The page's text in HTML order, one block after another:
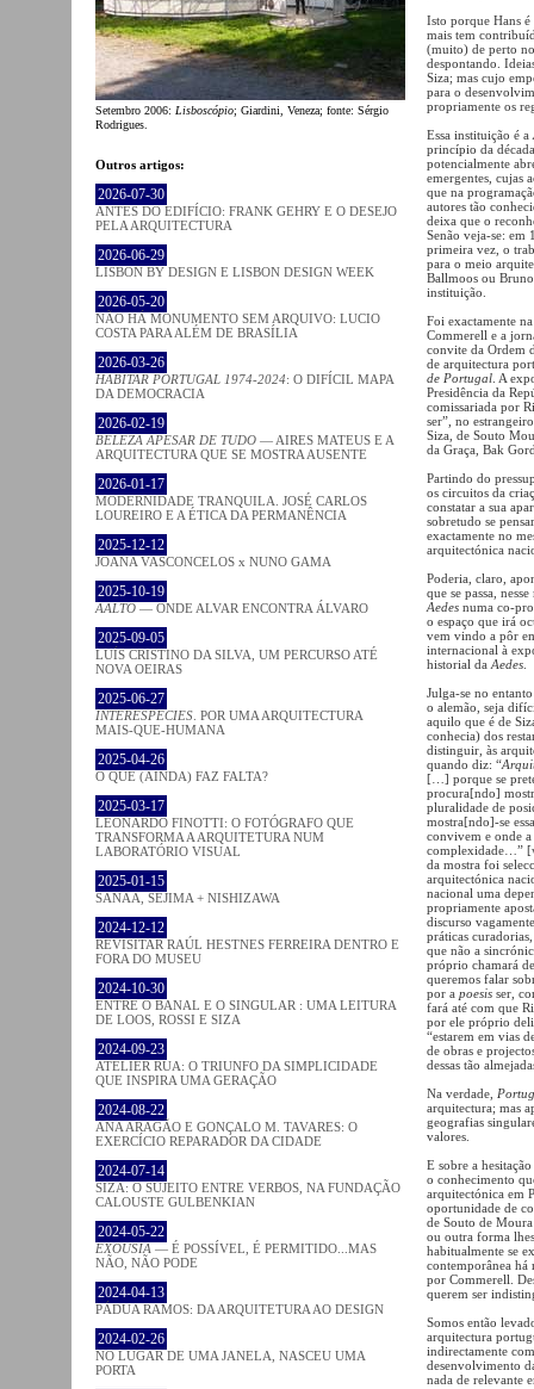
Setembro 2006: Lisboscópio; Giardini, Veneza; fonte: Sérgio
Rodrigues.
Outros artigos:
2026-07-30
ANTES DO EDIFÍCIO: FRANK GEHRY E O DESEJO
PELA ARQUITECTURA
2026-06-29
LISBON BY DESIGN E LISBON DESIGN WEEK
2026-05-20
NÃO HÁ MONUMENTO SEM ARQUIVO: LUCIO
COSTA PARA ALÉM DE BRASÍLIA
2026-03-26
HABITAR PORTUGAL 1974-2024: O DIFÍCIL MAPA
DA DEMOCRACIA
2026-02-19
BELEZA APESAR DE TUDO — AIRES MATEUS E A
ARQUITECTURA QUE SE MOSTRA AUSENTE
2026-01-17
MODERNIDADE TRANQUILA. JOSÉ CARLOS
LOUREIRO E A ÉTICA DA PERMANÊNCIA
2025-12-12
JOANA VASCONCELOS x NUNO GAMA
2025-10-19
AALTO — ONDE ALVAR ENCONTRA ÁLVARO
2025-09-05
LUÍS CRISTINO DA SILVA, UM PERCURSO ATÉ
NOVA OEIRAS
2025-06-27
INTERESPECIES . POR UMA ARQUITECTURA
MAIS-QUE-HUMANA
2025-04-26
O QUE (AINDA) FAZ FALTA?
2025-03-17
LEONARDO FINOTTI: O FOTÓGRAFO QUE
TRANSFORMA A ARQUITETURA NUM
LABORATÓRIO VISUAL
2025-01-15
SANAA, SEJIMA + NISHIZAWA
2024-12-12
REVISITAR RAÚL HESTNES FERREIRA DENTRO E
FORA DO MUSEU
2024-10-30
ENTRE O BANAL E O SINGULAR : UMA LEITURA
DE LOOS, ROSSI E SIZA
2024-09-23
ATELIER RUA: O TRIUNFO DA SIMPLICIDADE
QUE INSPIRA UMA GERAÇÃO
2024-08-22
ANA ARAGÃO E GONÇALO M. TAVARES: O
EXERCÍCIO REPARADOR DA CIDADE
2024-07-14
SIZA: O SUJEITO ENTRE VERBOS, NA FUNDAÇÃO
CALOUSTE GULBENKIAN
2024-05-22
EXOUSIA — É POSSÍVEL, É PERMITIDO...MAS
NÃO, NÃO PODE
2024-04-13
PÁDUA RAMOS: DA ARQUITETURA AO DESIGN
2024-02-26
NO LUGAR DE UMA JANELA, NASCEU UMA
PORTA
Isto porque Hans
mais tem
(muito) de perto
despontando.
Siza; mas cujo
para o
propriamente os
Essa instituição é a
princípio da
potencialmente
emergentes, cujas
que na
autores tão
deixa que o
Senão veja-se: em
primeira vez, o
para o meio
Ballmoos ou
instituição.
Foi exactamente
Commerell e a
convite da Ordem
de arquitectura
de Portugal . A
Presidência da
comissariada por
ser”, no
Siza, de Souto
da Graça, Bak
Partindo do
os circuitos da
constatar a sua
sobretudo se
exactamente no
arquitectónica
Poderia, claro,
que se passa,
Aedes numa co-
o espaço que irá
vem vindo a pôr
internacional à
historial da Aedes
Julga-se no
o alemão, seja
aquilo que é de
conhecia) dos
distinguir, às
quando diz: “
[…] porque se
procura[ndo]
pluralidade de
mostra[ndo]-se
convivem e onde
complexidade…” [
da mostra foi
arquitectónica
nacional uma
propriamente
discurso
práticas
que não a
próprio chamará
queremos falar
por a poesis ser,
fará até com que
por ele próprio
“estarem em vias
de obras e
dessas tão
Na verdade,
arquitectura; mas
geografias
valores.
E sobre a
o conhecimento
arquitectónica em
oportunidade de
de Souto de
ou outra forma
habitualmente se
contemporânea há
por Commerell.
querem ser
Somos então
arquitectura
indirectamente
desenvolvimento
nada de relevante